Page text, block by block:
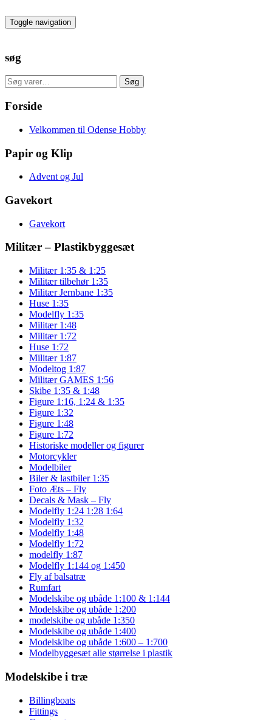
to
the
Toggle navigation
søg
Søg
efter:
Søg
Forside
Velkommen til Odense Hobby
Papir og Klip
Advent og Jul
Gavekort
Gavekort
Militær – Plastikbyggesæt
Militær 1:35 & 1:25
Militær tilbehør 1:35
Militær Jernbane 1:35
Huse 1:35
Modelfly 1:35
Militær 1:48
Militær 1:72
Huse 1:72
Militær 1:87
Modeltog 1:87
Militær GAMES 1:56
Skibe 1:35 & 1:48
Figure 1:16, 1:24 & 1:35
Figure 1:32
Figure 1:48
Figure 1:72
Historiske modeller og figurer
Motorcykler
Modelbiler
Biler & lastbiler 1:35
Foto Æts – Fly
Decals & Mask – Fly
Modelfly 1:24 1:28 1:64
Modelfly 1:32
Modelfly 1:48
Modelfly 1:72
modelfly 1:87
Modelfly 1:144 og 1:450
Fly af balsatræ
Rumfart
Modelskibe og ubåde 1:100 & 1:144
Modelskibe og ubåde 1:200
modelskibe og ubåde 1:350
Modelskibe og ubåde 1:400
Modelskibe og ubåde 1:600 – 1:700
Modelbyggesæt alle størrelse i plastik
Modelskibe i træ
Billingboats
Fittings